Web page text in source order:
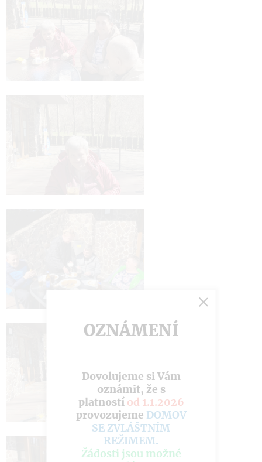
OZNÁMENÍ
Dovolujeme si Vám
oznámit, že s
platností od 1.1.2026
provozujeme DOMOV
SE ZVLÁŠTNÍM
REŽIMEM.
Žádosti jsou možné